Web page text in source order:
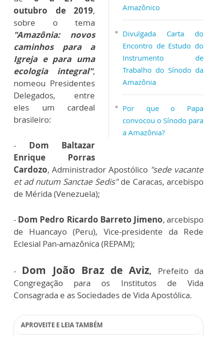
Amazônico
Divulgada Carta do
Encontro de Estudo do
Instrumento de
Trabalho do Sínodo da
Amazônia
Por que o Papa
convocou o Sínodo para
a Amazônia?
outubro de 2019,
sobre o tema
"Amazônia: novos
caminhos para a
Igreja e para uma
ecologia integral",
nomeou Presidentes
Delegados, entre
eles um cardeal
brasileiro:
- Dom Baltazar
Enrique Porras
Cardozo, Administrador Apostólico "sede vacante
et ad nutum Sanctae Sedis"de Caracas, arcebispo
de Mérida (Venezuela);
- Dom Pedro Ricardo Barreto Jimeno, arcebispo
de Huancayo (Peru), Vice-presidente da Rede
Eclesial Pan-amazônica (REPAM);
- Dom João Braz de Aviz, Prefeito da
Congregação para os Institutos de Vida
Consagrada e as Sociedades de Vida Apostólica.
APROVEITE E LEIA TAMBÉM